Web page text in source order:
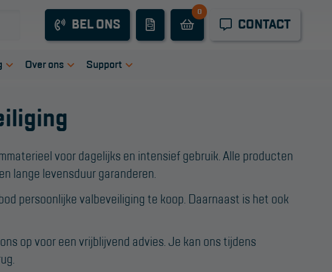
BEL ONS
0
CONTACT
Industrieel
onderhoud
Spinhoogwerkers
Schaarhoogwerkers
en
Over ons
Dealers
Werken bij ons
Product video's
Blog
Support
Wet- en regelgeving
Garantie
Algemene
voorwaarden
voorwaarden
voor dagelijks en intensief gebruik. Alle producten
lange levensduur garanderen.
persoonlijke valbeveiliging te koop. Daarnaast is het ook
op voor een vrijblijvend advies. Je kan ons tijdens